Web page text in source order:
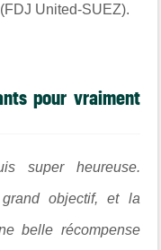
(FDJ United-SUEZ).
pour vraiment
super heureuse.
objectif, et la
belle récompense